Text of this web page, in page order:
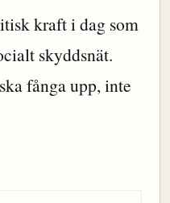
kraft i dag som
skyddsnät.
fånga upp, inte